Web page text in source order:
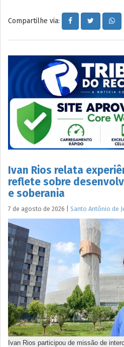
Compartilhe via:
Ivan Rios relata
reflete sobre
e soberania
7 de agosto de 2026 Santo Antônio de
Ivan Rios participou de missão de